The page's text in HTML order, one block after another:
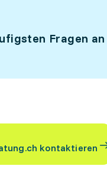
Fragen
kontaktieren